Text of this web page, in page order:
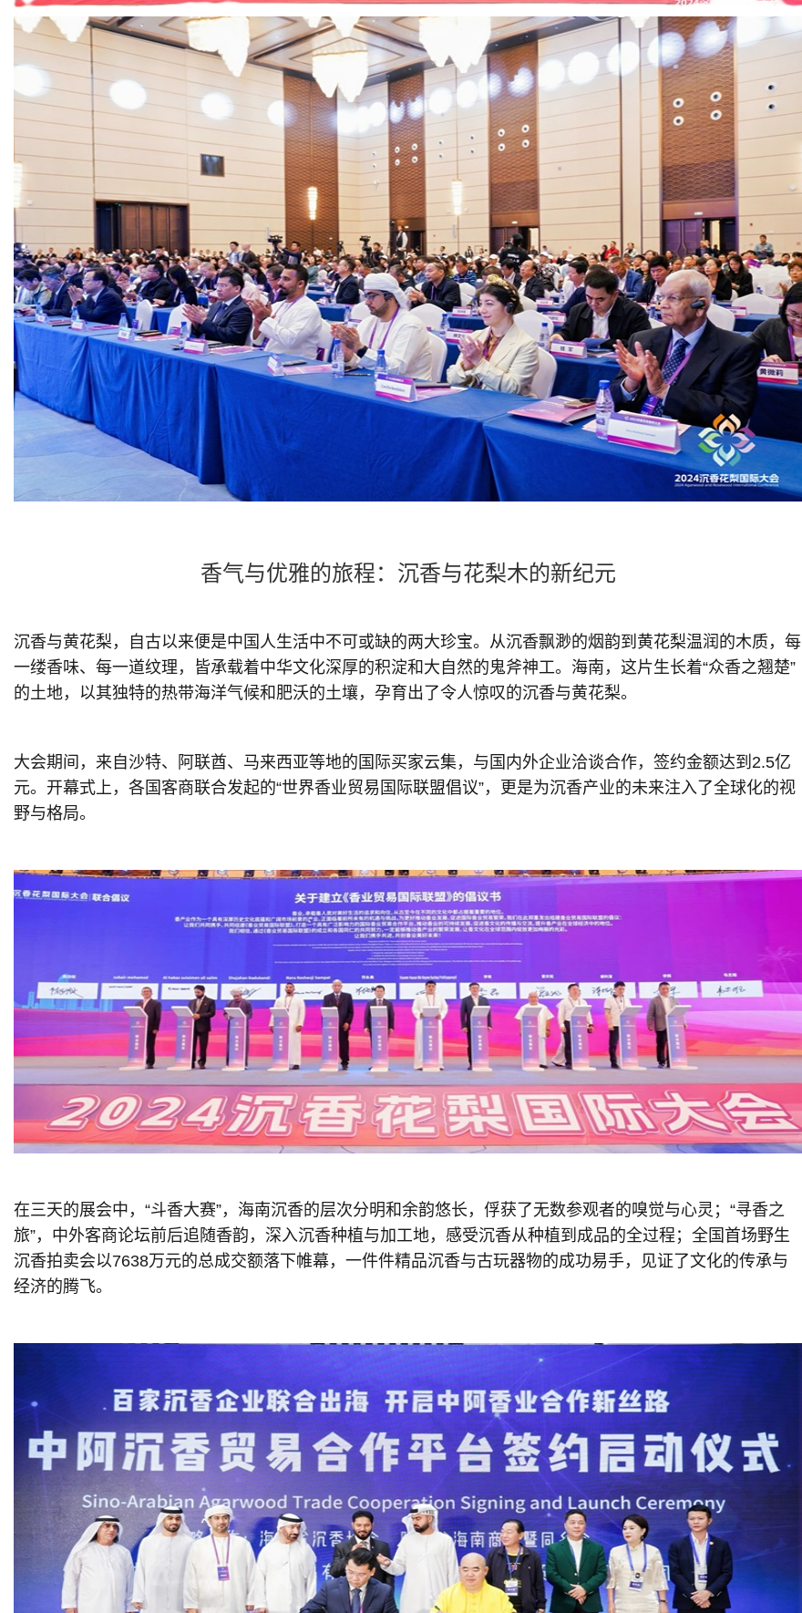
香气与优雅的旅程：沉香与花梨木的新纪元
沉香与黄花梨，自古以来便是中国人生活中不可或缺的两大珍宝。从沉香飘渺的烟韵到黄花梨温润的木质，每
一缕香味、每一道纹理，皆承载着中华文化深厚的积淀和大自然的鬼斧神工。海南，这片生长着“众香之翘楚”
的土地，以其独特的热带海洋气候和肥沃的土壤，孕育出了令人惊叹的沉香与黄花梨。
大会期间，来自沙特、阿联酋、马来西亚等地的国际买家云集，与国内外企业洽谈合作，签约金额达到2.5亿
元。开幕式上，各国客商联合发起的“世界香业贸易国际联盟倡议”，更是为沉香产业的未来注入了全球化的视
野与格局。
在三天的展会中，“斗香大赛”，海南沉香的层次分明和余韵悠长，俘获了无数参观者的嗅觉与心灵；“寻香之
旅”，中外客商论坛前后追随香韵，深入沉香种植与加工地，感受沉香从种植到成品的全过程；全国首场野生
沉香拍卖会以7638万元的总成交额落下帷幕，一件件精品沉香与古玩器物的成功易手，见证了文化的传承与
经济的腾飞。